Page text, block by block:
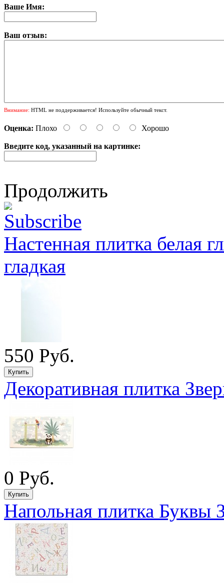
Ваше Имя:
Ваш отзыв:
Внимание: HTML не поддерживается! Используйте обычный текст.
Оценка: Плохо Хорошо
Введите код, указанный на картинке:
Продолжить
Настенная плитка белая
гладкая
550 Руб.
Декоративная плитка
0 Руб.
Напольная плитка Буквы